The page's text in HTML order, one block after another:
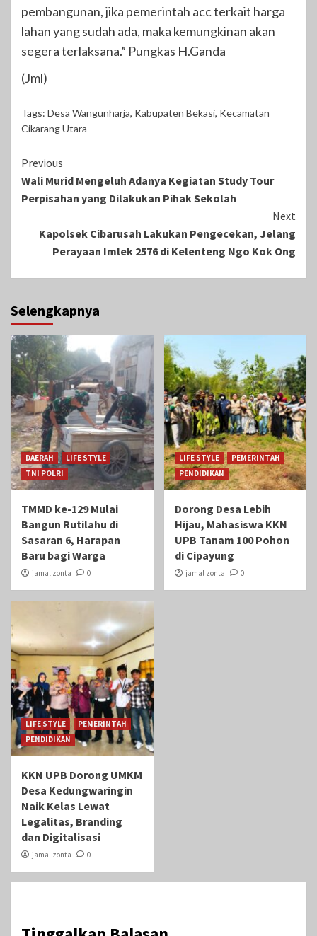
pembangunan, jika pemerintah acc terkait harga
lahan yang sudah ada, maka kemungkinan akan
segera terlaksana.” Pungkas H.Ganda
(Jml)
Tags: Desa Wangunharja, Kabupaten Bekasi, Kecamatan
Cikarang Utara
Continue
Reading
Previous
Wali Murid Mengeluh Adanya Kegiatan Study Tour
Perpisahan yang Dilakukan Pihak Sekolah
Next
Kapolsek Cibarusah Lakukan Pengecekan, Jelang
Perayaan Imlek 2576 di Kelenteng Ngo Kok Ong
Selengkapnya
DAERAH
LIFE STYLE
TNI POLRI
TMMD ke-129 Mulai
Bangun Rutilahu di
Sasaran 6, Harapan
Baru bagi Warga
jamal zonta 0
LIFE STYLE
PEMERINTAH
PENDIDIKAN
Dorong Desa Lebih
Hijau, Mahasiswa KKN
UPB Tanam 100 Pohon
di Cipayung
jamal zonta 0
LIFE STYLE
PEMERINTAH
PENDIDIKAN
KKN UPB Dorong UMKM
Desa Kedungwaringin
Naik Kelas Lewat
Legalitas, Branding
dan Digitalisasi
jamal zonta 0